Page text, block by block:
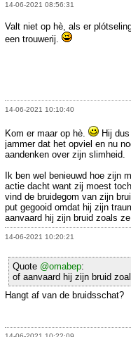
14-06-2021 08:56:31
Valt niet op hè, als er
een trouwerij.
14-06-2021 10:10:40
Kom er maar op hè. Hij
jammer dat het opviel en nu
aandenken over zijn slimheid.
Ik ben wel benieuwd hoe zijn
actie dacht want zij moest
vind de bruidegom van zijn
put gegooid omdat hij zijn
aanvaard hij zijn bruid zoals
14-06-2021 10:20:21
Quote @omabep:
of aanvaard hij zijn bruid
Hangt af van de bruidsschat?